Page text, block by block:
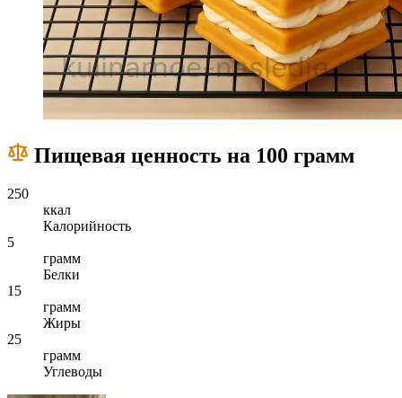
Пищевая ценность на 100 грамм
250
ккал
Калорийность
5
грамм
Белки
15
грамм
Жиры
25
грамм
Углеводы